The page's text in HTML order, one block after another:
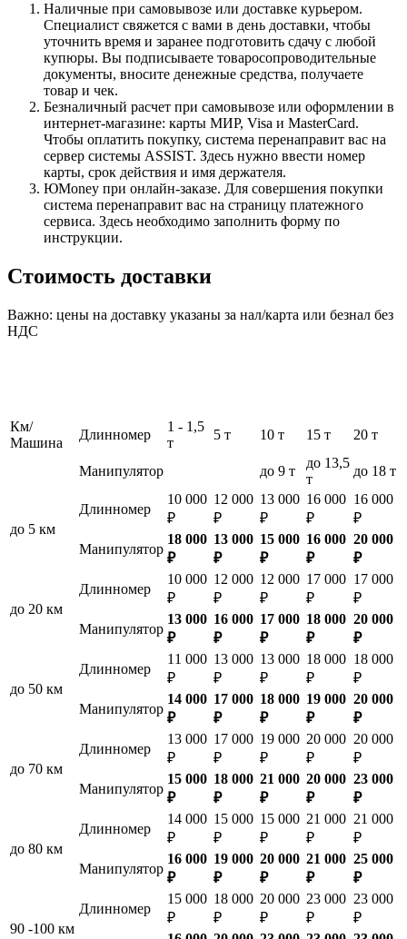
Наличные при самовывозе или доставке курьером.
Специалист свяжется с вами в день доставки, чтобы
уточнить время и заранее подготовить сдачу с любой
купюры. Вы подписываете товаросопроводительные
документы, вносите денежные средства, получаете
товар и чек.
Безналичный расчет при самовывозе или оформлении в
интернет-магазине: карты МИР, Visa и MasterCard.
Чтобы оплатить покупку, система перенаправит вас на
сервер системы ASSIST. Здесь нужно ввести номер
карты, срок действия и имя держателя.
ЮMoney при онлайн-заказе. Для совершения покупки
система перенаправит вас на страницу платежного
сервиса. Здесь необходимо заполнить форму по
инструкции.
Стоимость доставки
Важно: цены на доставку указаны за нал/карта или безнал без
НДС
Км/
Машина
Длинномер
1 - 1,5
т
5 т 10 т 15 т 20 т
Манипулятор до 9 т
до 13,5
т
до 18 т
до 5 км
Длинномер
10 000
₽
12 000
₽
13 000
₽
16 000
₽
16 000
₽
Манипулятор
18 000
₽
13 000
₽
15 000
₽
16 000
₽
20 000
₽
до 20 км
Длинномер
10 000
₽
12 000
₽
12 000
₽
17 000
₽
17 000
₽
Манипулятор
13 000
₽
16 000
₽
17 000
₽
18 000
₽
20 000
₽
до 50 км
Длинномер
11 000
₽
13 000
₽
13 000
₽
18 000
₽
18 000
₽
Манипулятор
14 000
₽
17 000
₽
18 000
₽
19 000
₽
20 000
₽
до 70 км
Длинномер
13 000
₽
17 000
₽
19 000
₽
20 000
₽
20 000
₽
Манипулятор
15 000
₽
18 000
₽
21 000
₽
20 000
₽
23 000
₽
до 80 км
Длинномер
14 000
₽
15 000
₽
15 000
₽
21 000
₽
21 000
₽
Манипулятор
16 000
₽
19 000
₽
20 000
₽
21 000
₽
25 000
₽
90 -100 км
Длинномер
15 000
₽
18 000
₽
20 000
₽
23 000
₽
23 000
₽